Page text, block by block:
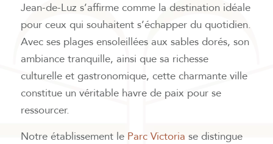
Jean-de-Luz s’affirme comme la destination idéale
pour ceux qui souhaitent s’échapper du quotidien.
Avec ses plages ensoleillées aux sables dorés, son
ambiance tranquille, ainsi que sa richesse
culturelle et gastronomique, cette charmante ville
constitue un véritable havre de paix pour se
ressourcer.
Notre établissement le Parc Victoria se distingue